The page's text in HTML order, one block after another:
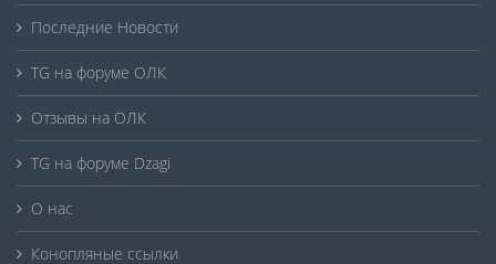
Последние Новости
TG на форуме ОЛК
Отзывы на ОЛК
TG на форуме Dzagi
О нас
Конопляные ссылки